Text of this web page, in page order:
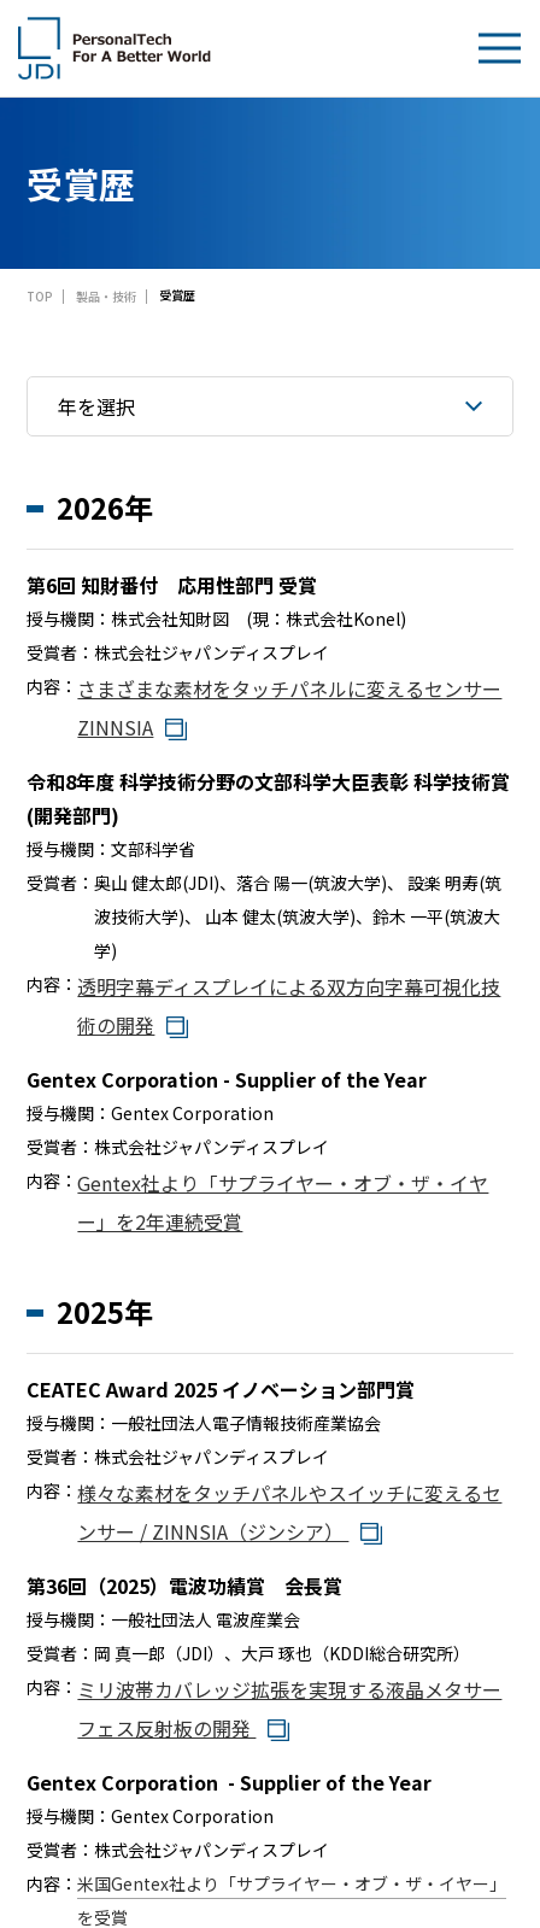
製品・技術
採用情報
News
お問い合わせ
BEYOND DISPLAY
Japanese English
受賞歴
TOP 製品・技術 受賞歴
2026年
第6回 知財番付 応用性部門 受賞
授与機関：株式会社知財図 (現：株式会社Konel)
受賞者：株式会社ジャパンディスプレイ
内容： さまざまな素材をタッチパネルに変えるセンサー
ZINNSIA
令和8年度 科学技術分野の文部科学大臣表彰 科学技術賞
(開発部門)
授与機関：文部科学省
受賞者：奥山 健太郎(JDI)、落合 陽一(筑波大学)、 設楽 明寿(筑
波技術大学)、 山本 健太(筑波大学)、鈴木 一平(筑波大
学)
内容：透明字幕ディスプレイによる双方向字幕可視化技
術の開発
Gentex Corporation - Supplier of the Year
授与機関：Gentex Corporation
受賞者：株式会社ジャパンディスプレイ
内容：Gentex社より「サプライヤー・オブ・ザ・イヤ
ー」を2年連続受賞
2025年
CEATEC Award 2025 イノベーション部門賞
授与機関： 一般社団法人電子情報技術産業協会
受賞者：株式会社ジャパンディスプレイ
内容：様々な素材をタッチパネルやスイッチに変えるセ
ンサー / ZINNSIA（ジンシア）
第36回（2025）電波功績賞 会長賞
授与機関： 一般社団法人 電波産業会
受賞者： 岡 真一郎（JDI）、大戸 琢也（KDDI総合研究所）
内容： ミリ波帯カバレッジ拡張を実現する液晶メタサー
フェス反射板の開発
Gentex Corporation - Supplier of the Year
授与機関：Gentex Corporation
受賞者：株式会社ジャパンディスプレイ
内容：米国Gentex社より「サプライヤー・オブ・ザ・イヤー」
を受賞